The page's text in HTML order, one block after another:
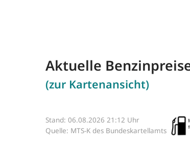
Aktuelle
(zur Kartenansicht)
Stand: 06.08.2026 21:12 Uhr
Quelle: MTS-K des Bundeskartellamts